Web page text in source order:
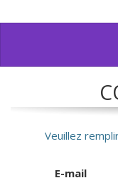
Veuillez
E-mail